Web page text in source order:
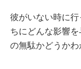
彼がいない時に
ちにどんな影響
の無駄かどうかわ